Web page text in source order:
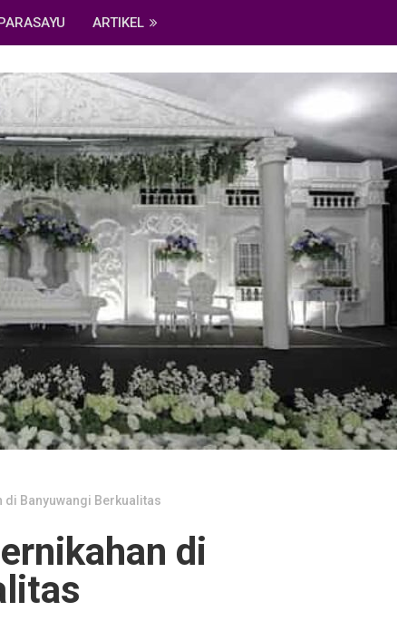
ARTIKEL
di Banyuwangi Berkualitas
di